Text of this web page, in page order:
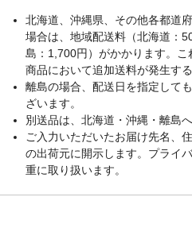
北海道、沖縄県、その他各都道
場合は、地域配送料（北海道：
島：1,700円）がかかります。
商品において追加送料が発生す
離島の場合、配送日を指定して
ざいます。
別送品は、北海道・沖縄・離島
ご入力いただいたお届け先名、
の出荷元に開示します。プライ
重に取り扱います。